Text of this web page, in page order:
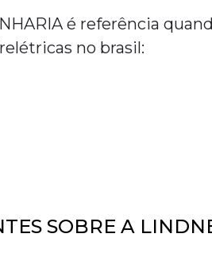
é referência
no brasil:
SOBRE A